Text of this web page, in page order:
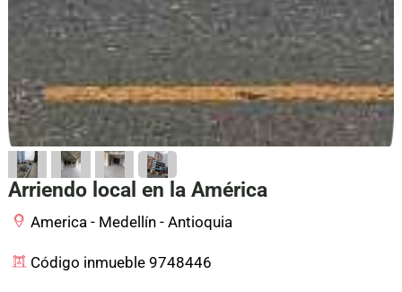
Arriendo local en la América
America - Medellín - Antioquia
Código inmueble 9748446